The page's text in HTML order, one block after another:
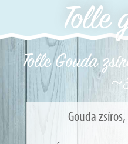
Tolle
Tolle Gouda
Gouda